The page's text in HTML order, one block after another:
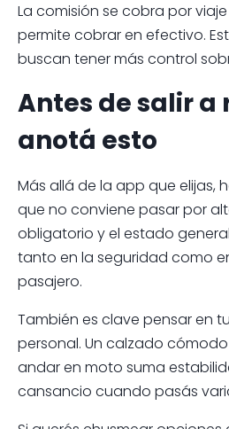
La comisión se cobra por
permite cobrar en efectivo.
buscan tener más control
Antes de salir a
anotá esto
Más allá de la app que elijas,
que no conviene pasar por
obligatorio y el estado
tanto en la seguridad como
pasajero.
También es clave pensar en
personal. Un calzado
andar en moto suma
cansancio cuando pasás